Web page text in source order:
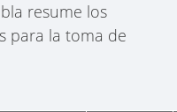
resume los
para la toma de